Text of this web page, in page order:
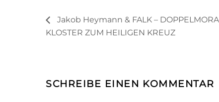
Jakob Heymann & FALK –
KLOSTER ZUM HEILIGEN KREUZ
SCHREIBE EINEN KOMMENTAR